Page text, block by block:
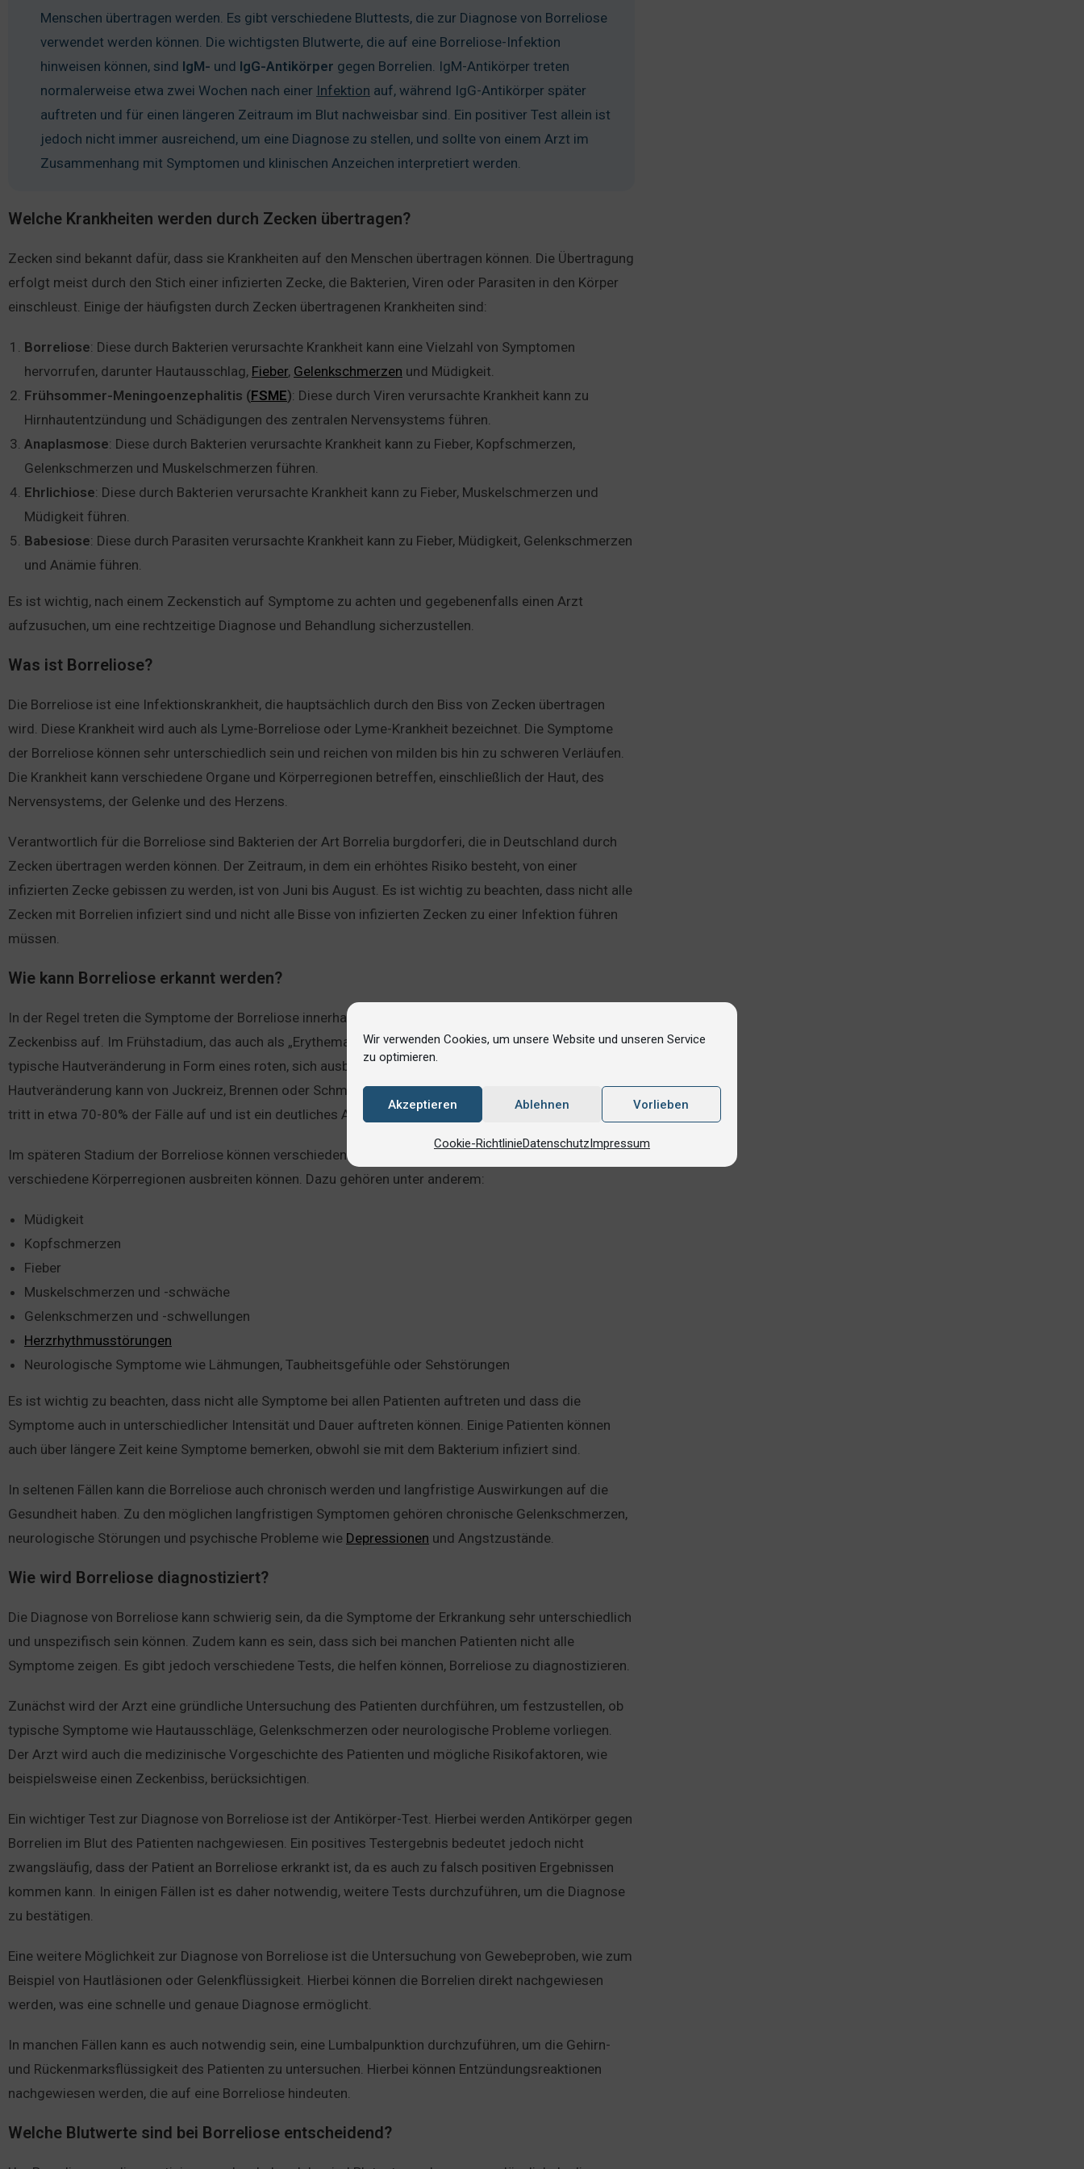
Wir verwenden Cookies, um unsere Website und unseren Service
zu optimieren.
Akzeptieren Ablehnen Vorlieben
Cookie-RichtlinieDatenschutzImpressum
Menschen übertragen werden. Es gibt verschiedene Bluttests, die zur Diagnose von Borreliose
verwendet werden können. Die wichtigsten Blutwerte, die auf eine Borreliose-Infektion
hinweisen können, sind IgM- und IgG-Antikörper gegen Borrelien. IgM-Antikörper treten
normalerweise etwa zwei Wochen nach einer Infektion auf, während IgG-Antikörper später
auftreten und für einen längeren Zeitraum im Blut nachweisbar sind. Ein positiver Test allein ist
jedoch nicht immer ausreichend, um eine Diagnose zu stellen, und sollte von einem Arzt im
Zusammenhang mit Symptomen und klinischen Anzeichen interpretiert werden.
Welche Krankheiten werden durch Zecken übertragen?
Zecken sind bekannt dafür, dass sie Krankheiten auf den Menschen übertragen können. Die Übertragung
erfolgt meist durch den Stich einer infizierten Zecke, die Bakterien, Viren oder Parasiten in den Körper
einschleust. Einige der häufigsten durch Zecken übertragenen Krankheiten sind:
Borreliose: Diese durch Bakterien verursachte Krankheit kann eine Vielzahl von Symptomen
hervorrufen, darunter Hautausschlag, Fieber, Gelenkschmerzen und Müdigkeit.
Frühsommer-Meningoenzephalitis (FSME): Diese durch Viren verursachte Krankheit kann zu
Hirnhautentzündung und Schädigungen des zentralen Nervensystems führen.
Anaplasmose: Diese durch Bakterien verursachte Krankheit kann zu Fieber, Kopfschmerzen,
Gelenkschmerzen und Muskelschmerzen führen.
Ehrlichiose: Diese durch Bakterien verursachte Krankheit kann zu Fieber, Muskelschmerzen und
Müdigkeit führen.
Babesiose: Diese durch Parasiten verursachte Krankheit kann zu Fieber, Müdigkeit, Gelenkschmerzen
und Anämie führen.
Es ist wichtig, nach einem Zeckenstich auf Symptome zu achten und gegebenenfalls einen Arzt
aufzusuchen, um eine rechtzeitige Diagnose und Behandlung sicherzustellen.
Was ist Borreliose?
Die Borreliose ist eine Infektionskrankheit, die hauptsächlich durch den Biss von Zecken übertragen
wird. Diese Krankheit wird auch als Lyme-Borreliose oder Lyme-Krankheit bezeichnet. Die Symptome
der Borreliose können sehr unterschiedlich sein und reichen von milden bis hin zu schweren Verläufen.
Die Krankheit kann verschiedene Organe und Körperregionen betreffen, einschließlich der Haut, des
Nervensystems, der Gelenke und des Herzens.
Verantwortlich für die Borreliose sind Bakterien der Art Borrelia burgdorferi, die in Deutschland durch
Zecken übertragen werden können. Der Zeitraum, in dem ein erhöhtes Risiko besteht, von einer
infizierten Zecke gebissen zu werden, ist von Juni bis August. Es ist wichtig zu beachten, dass nicht alle
Zecken mit Borrelien infiziert sind und nicht alle Bisse von infizierten Zecken zu einer Infektion führen
müssen.
Wie kann Borreliose erkannt werden?
In der Regel treten die Symptome der Borreliose innerhalb von einigen Tagen bis Wochen nach dem
Zeckenbiss auf. Im Frühstadium, das auch als „Erythema migrans“ bekannt ist, entwickelt sich eine
typische Hautveränderung in Form eines roten, sich ausbreitenden Rings um die Bissstelle herum. Diese
Hautveränderung kann von Juckreiz, Brennen oder Schmerzen begleitet sein. Das
Erythema migrans
tritt in etwa 70-80% der Fälle auf und ist ein deutliches Anzeichen für eine Borreliose-Infektion.
Im späteren Stadium der Borreliose können verschiedene Symptome auftreten, die sich auf
verschiedene Körperregionen ausbreiten können. Dazu gehören unter anderem:
Müdigkeit
Kopfschmerzen
Fieber
Muskelschmerzen und -schwäche
Gelenkschmerzen und -schwellungen
Herzrhythmusstörungen
Neurologische Symptome wie Lähmungen, Taubheitsgefühle oder Sehstörungen
Es ist wichtig zu beachten, dass nicht alle Symptome bei allen Patienten auftreten und dass die
Symptome auch in unterschiedlicher Intensität und Dauer auftreten können. Einige Patienten können
auch über längere Zeit keine Symptome bemerken, obwohl sie mit dem Bakterium infiziert sind.
In seltenen Fällen kann die Borreliose auch chronisch werden und langfristige Auswirkungen auf die
Gesundheit haben. Zu den möglichen langfristigen Symptomen gehören chronische Gelenkschmerzen,
neurologische Störungen und psychische Probleme wie Depressionen und Angstzustände.
Wie wird Borreliose diagnostiziert?
Die Diagnose von Borreliose kann schwierig sein, da die Symptome der Erkrankung sehr unterschiedlich
und unspezifisch sein können. Zudem kann es sein, dass sich bei manchen Patienten nicht alle
Symptome zeigen. Es gibt jedoch verschiedene Tests, die helfen können, Borreliose zu diagnostizieren.
Zunächst wird der Arzt eine gründliche Untersuchung des Patienten durchführen, um festzustellen, ob
typische Symptome wie Hautausschläge, Gelenkschmerzen oder neurologische Probleme vorliegen.
Der Arzt wird auch die medizinische Vorgeschichte des Patienten und mögliche Risikofaktoren, wie
beispielsweise einen Zeckenbiss, berücksichtigen.
Ein wichtiger Test zur Diagnose von Borreliose ist der Antikörper-Test. Hierbei werden Antikörper gegen
Borrelien im Blut des Patienten nachgewiesen. Ein positives Testergebnis bedeutet jedoch nicht
zwangsläufig, dass der Patient an Borreliose erkrankt ist, da es auch zu falsch positiven Ergebnissen
kommen kann. In einigen Fällen ist es daher notwendig, weitere Tests durchzuführen, um die Diagnose
zu bestätigen.
Eine weitere Möglichkeit zur Diagnose von Borreliose ist die Untersuchung von Gewebeproben, wie zum
Beispiel von Hautläsionen oder Gelenkflüssigkeit. Hierbei können die Borrelien direkt nachgewiesen
werden, was eine schnelle und genaue Diagnose ermöglicht.
In manchen Fällen kann es auch notwendig sein, eine Lumbalpunktion durchzuführen, um die Gehirn-
und Rückenmarksflüssigkeit des Patienten zu untersuchen. Hierbei können Entzündungsreaktionen
nachgewiesen werden, die auf eine Borreliose hindeuten.
Welche Blutwerte sind bei Borreliose entscheidend?